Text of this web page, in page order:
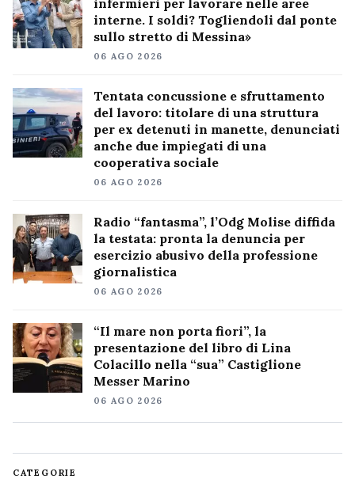
interne. I soldi? Togliendoli dal ponte
sullo stretto di Messina»
06 AGO 2026
Tentata concussione e sfruttamento
del lavoro: titolare di una struttura
per ex detenuti in manette, denunciati
anche due impiegati di una
cooperativa sociale
06 AGO 2026
Radio “fantasma”, l’Odg Molise diffida
la testata: pronta la denuncia per
esercizio abusivo della professione
giornalistica
06 AGO 2026
“Il mare non porta fiori”, la
presentazione del libro di Lina
Colacillo nella “sua” Castiglione
Messer Marino
06 AGO 2026
CATEGORIE